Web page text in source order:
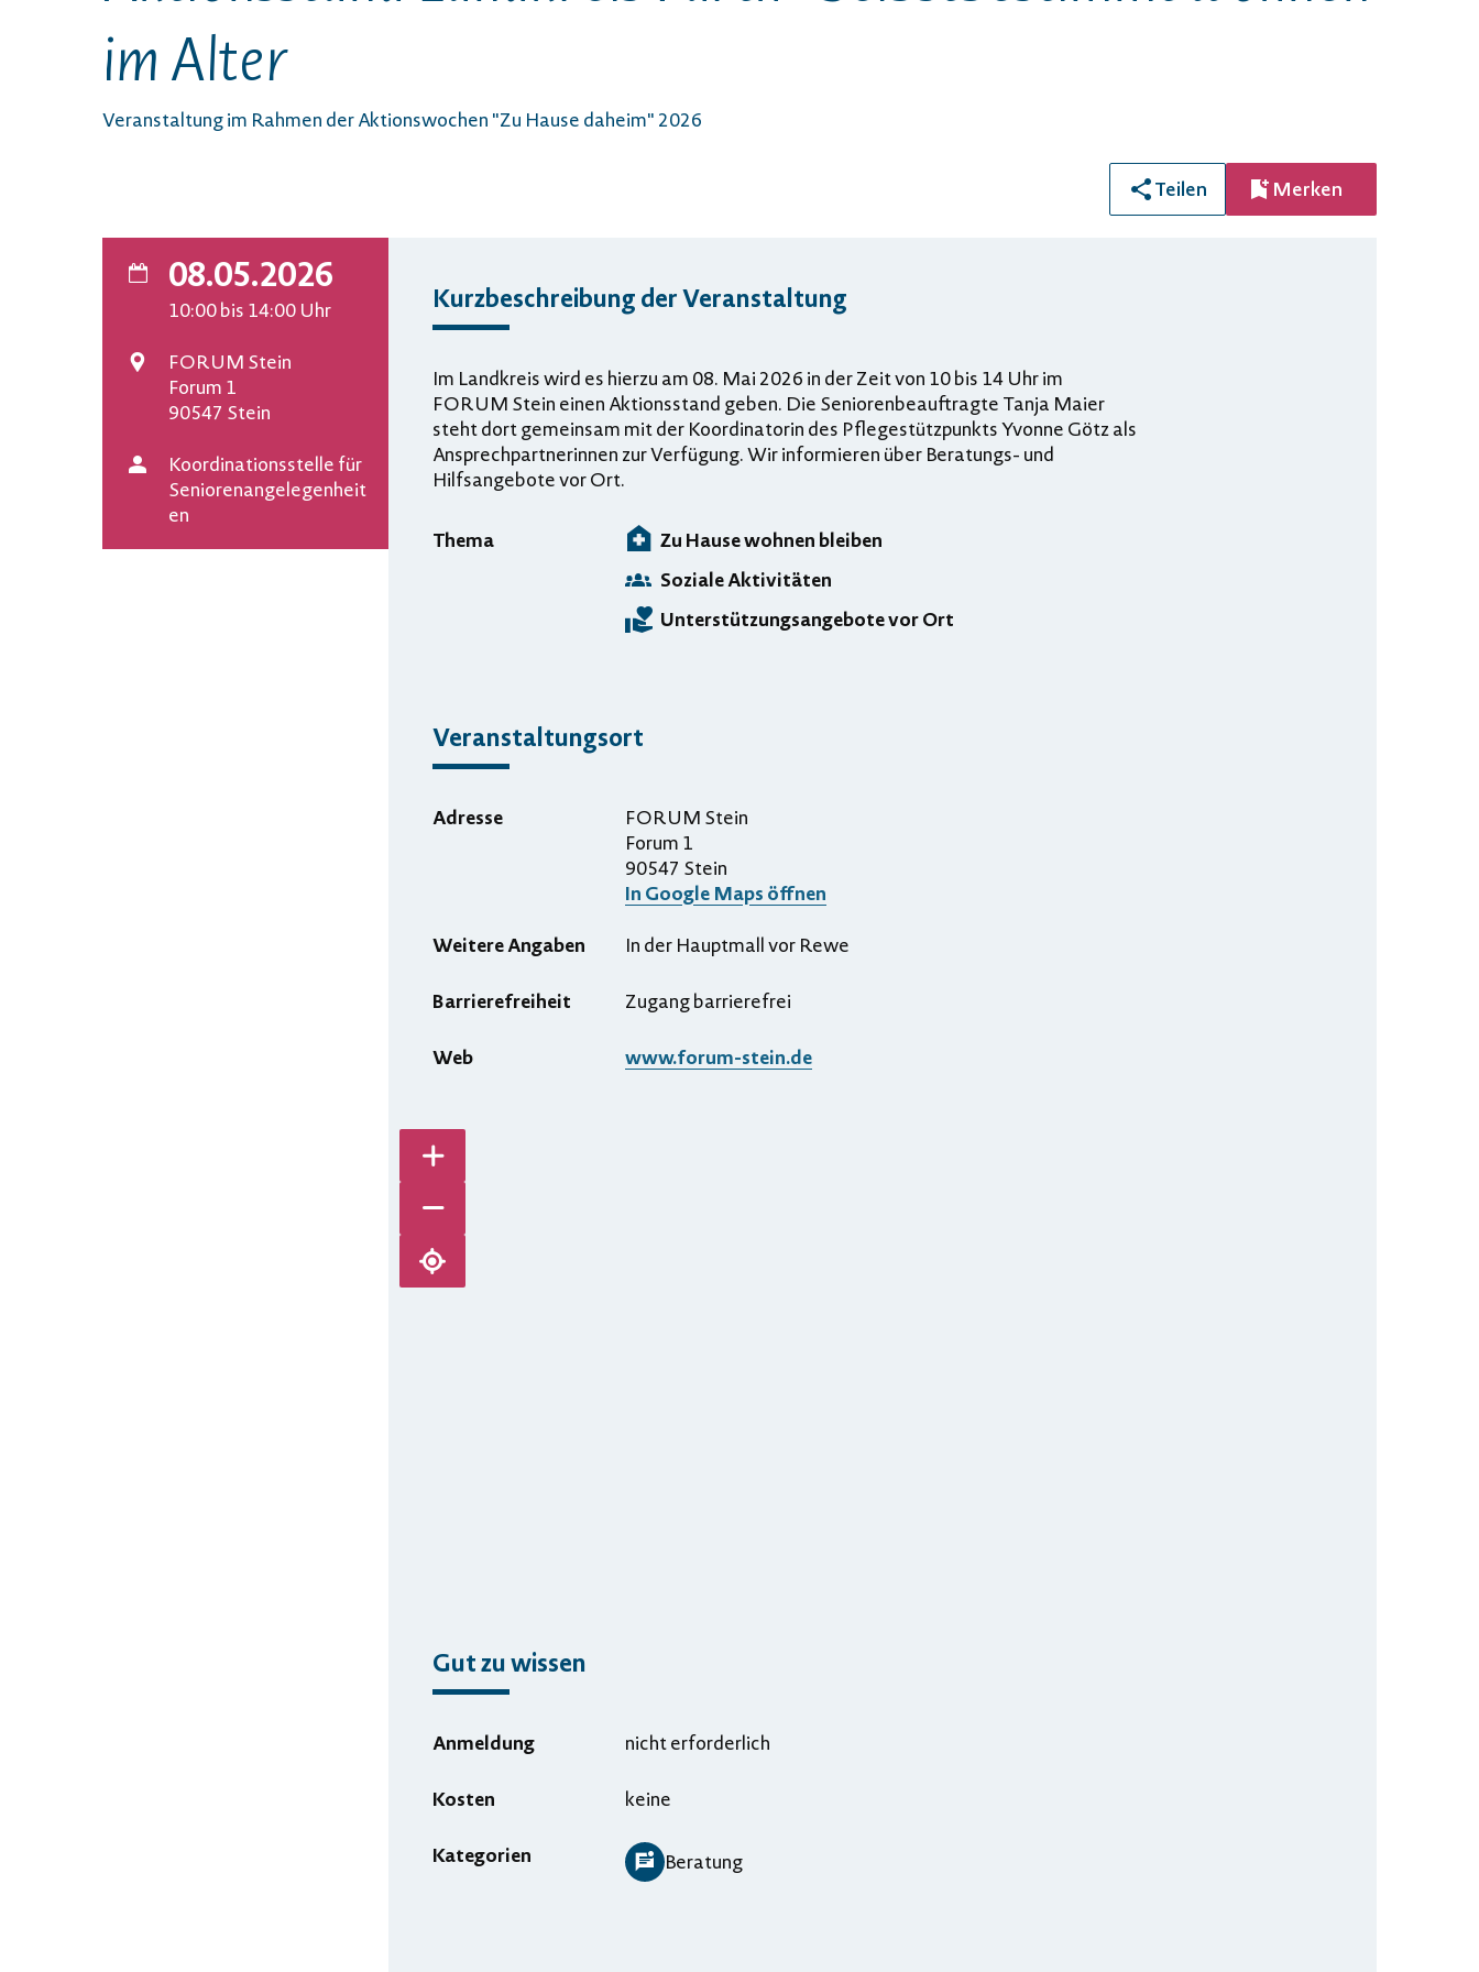
im Alter
Veranstaltung im Rahmen der Aktionswochen "Zu Hause daheim" 2026
Teilen Merken
08.05.2026
10:00bis 14:00 Uhr
Veranstaltungsort
FORUM Stein
Forum 1
90547 Stein
Veranstalter
Koordinationsstelle für
Seniorenangelegenheit
en
Kurzbeschreibung der Veranstaltung
Im Landkreis wird es hierzu am 08. Mai 2026 in der Zeit von 10 bis 14 Uhr im
FORUM Stein einen Aktionsstand geben. Die Seniorenbeauftragte Tanja Maier
steht dort gemeinsam mit der Koordinatorin des Pflegestützpunkts Yvonne Götz als
Ansprechpartnerinnen zur Verfügung. Wir informieren über Beratungs- und
Hilfsangebote vor Ort.
Thema
Zu Hause wohnen bleiben
Soziale Aktivitäten
Unterstützungsangebote vor Ort
Veranstaltungsort
Adresse
FORUM Stein
Forum 1
90547 Stein
In Google Maps öffnen
Weitere Angaben
In der Hauptmall vor Rewe
Barrierefreiheit Zugang barrierefrei
Web www.forum-stein.de
Karte vergrößern
Karte verkleinern
Karte zentrieren
Gut zu wissen
Anmeldung nicht erforderlich
Kosten keine
Kategorien Beratung